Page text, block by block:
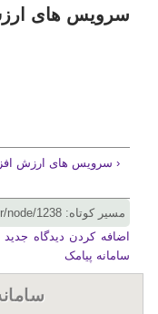
سرویس های
‹ سرویس های ارزش
مسیر کوتاه: rangine.ir/node/1238
اضافه کردن دیدگاه جدید
سامانه پیامک